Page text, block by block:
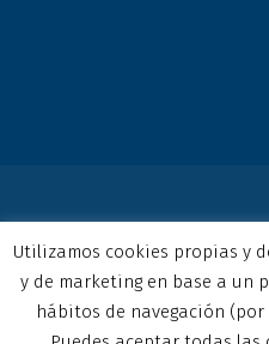
© 2026 COCEMFE Sevilla.
COCEMFE Sevilla en Facebook
COCEMFE Sevilla en TwitterCOCEMFE Sevilla en Youtube
COCEMFE Sevilla en
COCEMFE Sevilla
Utilizamos cookies propias y
y de marketing en base a un
hábitos de navegación